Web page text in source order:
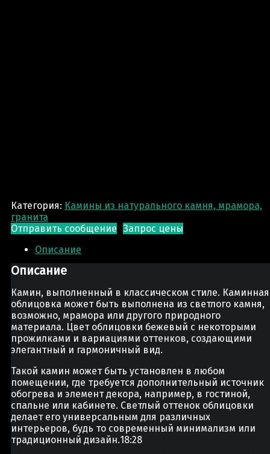
Категория: Камины из натурального камня, мрамора,
гранита
Отправить сообщение Запрос цены
Описание
Описание
Камин, выполненный в классическом стиле. Каминная
облицовка может быть выполнена из светлого камня,
возможно, мрамора или другого природного
материала. Цвет облицовки бежевый с некоторыми
прожилками и вариациями оттенков, создающими
элегантный и гармоничный вид.
Такой камин может быть установлен в любом
помещении, где требуется дополнительный источник
обогрева и элемент декора, например, в гостиной,
спальне или кабинете. Светлый оттенок облицовки
делает его универсальным для различных
интерьеров, будь то современный минимализм или
традиционный дизайн.18:28